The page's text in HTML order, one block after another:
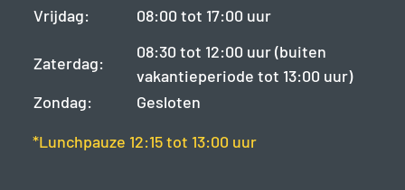
Vrijdag:
08:00 tot 17:00 uur
Zaterdag:
08:30 tot 12:00 uur (buiten
vakantieperiode tot 13:00 uur)
Zondag:
Gesloten
*Lunchpauze 12:15 tot 13:00 uur